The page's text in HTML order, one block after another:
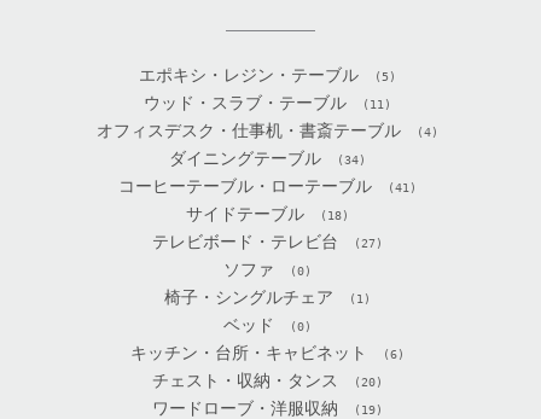
エポキシ・レジン・テーブル (5)
ウッド・スラブ・テーブル (11)
オフィスデスク・仕事机・書斎テーブル (4)
ダイニングテーブル (34)
コーヒーテーブル・ローテーブル (41)
サイドテーブル (18)
テレビボード・テレビ台 (27)
ソファ (0)
椅子・シングルチェア (1)
ベッド (0)
キッチン・台所・キャビネット (6)
チェスト・収納・タンス (20)
ワードローブ・洋服収納 (19)